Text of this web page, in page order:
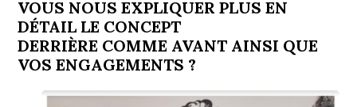
VOUS NOUS EXPLIQUER PLUS EN
DÉTAIL LE CONCEPT
DERRIÈRE COMME AVANT AINSI QUE
VOS ENGAGEMENTS ?